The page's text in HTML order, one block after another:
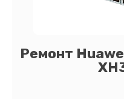
Ремонт